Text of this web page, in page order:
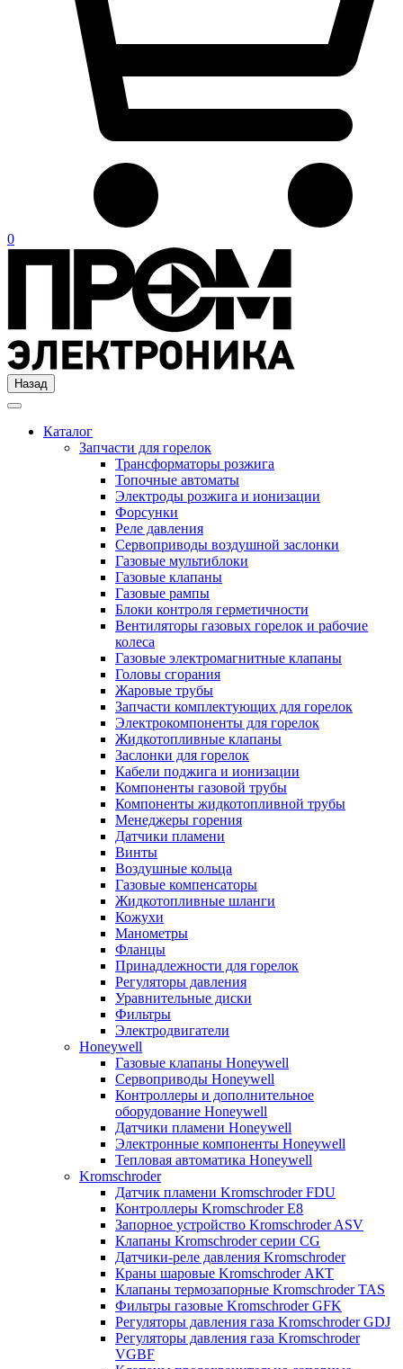
0
Назад
Каталог
Запчасти для горелок
Трансформаторы розжига
Топочные автоматы
Электроды розжига и ионизации
Форсунки
Реле давления
Сервоприводы воздушной заслонки
Газовые мультиблоки
Газовые клапаны
Газовые рампы
Блоки контроля герметичности
Вентиляторы газовых горелок и рабочие
колеса
Газовые электромагнитные клапаны
Головы сгорания
Жаровые трубы
Запчасти комплектующих для горелок
Электрокомпоненты для горелок
Жидкотопливные клапаны
Заслонки для горелок
Кабели поджига и ионизации
Компоненты газовой трубы
Компоненты жидкотопливной трубы
Менеджеры горения
Датчики пламени
Винты
Воздушные кольца
Газовые компенсаторы
Жидкотопливные шланги
Кожухи
Манометры
Фланцы
Принадлежности для горелок
Регуляторы давления
Уравнительные диски
Фильтры
Электродвигатели
Honeywell
Газовые клапаны Honeywell
Сервоприводы Honeywell
Контроллеры и дополнительное
оборудование Honeywell
Датчики пламени Honeywell
Электронные компоненты Honeywell
Тепловая автоматика Honeywell
Kromschroder
Датчик пламени Kromschroder FDU
Контроллеры Kromschroder E8
Запорное устройство Kromschroder ASV
Клапаны Kromschroder серии CG
Датчики-реле давления Kromschroder
Краны шаровые Kromschroder АКТ
Клапаны термозапорные Kromschroder TAS
Фильтры газовые Kromschroder GFK
Регуляторы давления газа Kromschroder GDJ
Регуляторы давления газа Kromschroder
VGBF